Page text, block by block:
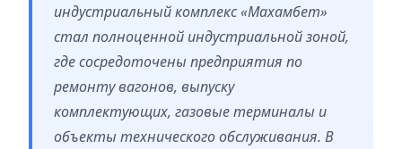
индустриальный комплекс «Махамбет»
стал полноценной индустриальной зоной,
где сосредоточены предприятия по
ремонту вагонов, выпуску
комплектующих, газовые терминалы и
объекты технического обслуживания. В